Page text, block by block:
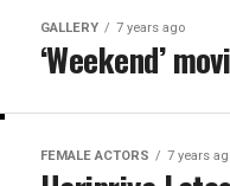
GALLERY 7 years ago
‘Weekend’
FEMALE ACTORS 7 years